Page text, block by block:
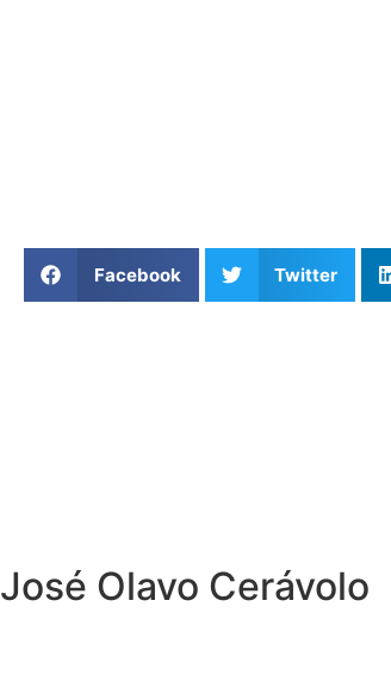
Facebook Twitter
José Olavo Cerávolo